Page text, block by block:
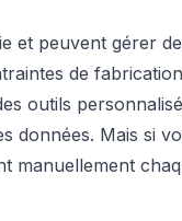
et peuvent gérer
de
outils
données. Mais si
manuellement